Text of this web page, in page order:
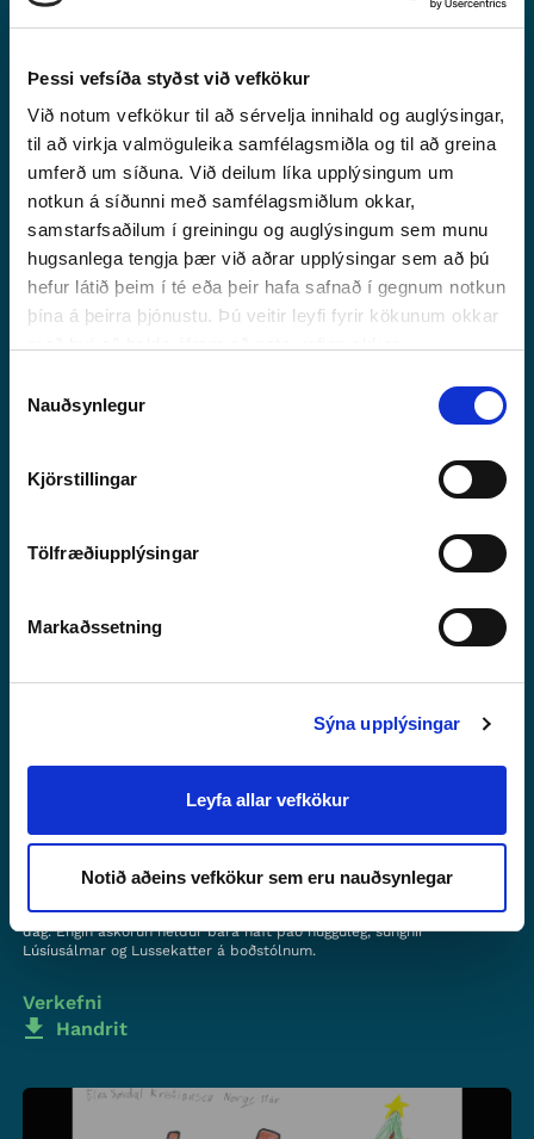
Þessi vefsíða styðst við vefkökur
Við notum vefkökur til að sérvelja innihald og auglýsingar,
til að virkja valmöguleika samfélagsmiðla og til að greina
umferð um síðuna. Við deilum líka upplýsingum um
notkun á síðunni með samfélagsmiðlum okkar,
samstarfsaðilum í greiningu og auglýsingum sem munu
hugsanlega tengja þær við aðrar upplýsingar sem að þú
hefur látið þeim í té eða þeir hafa safnað í gegnum notkun
þína á þeirra þjónustu. Þú veitir leyfi fyrir kökunum okkar
Nauðsynlegur
Kjörstillingar
Tölfræðiupplýsingar
Markaðssetning
Sýna upplýsingar
Leyfa allar vefkökur
Notið aðeins vefkökur sem eru nauðsynlegar
12
12. ÞÁTTUR - SVÍÞJÓÐ 05:07 MÍN
dagsins. Allt virkar vonlaust – þangað til William heyrir skyndilega
hljóð!
Handrit
13
13. ÞÁTTUR - SVÍÞJÓÐ 04:55 MÍN
Upp er runninn Lúsíumessa, og þess vegna gefur Nis börnunum frí í
dag. Engin áskorun heldur bara haft það hugguleg, sungnir
Lúsíusálmar og Lussekatter á boðstólnum.
Verkefni
Handrit